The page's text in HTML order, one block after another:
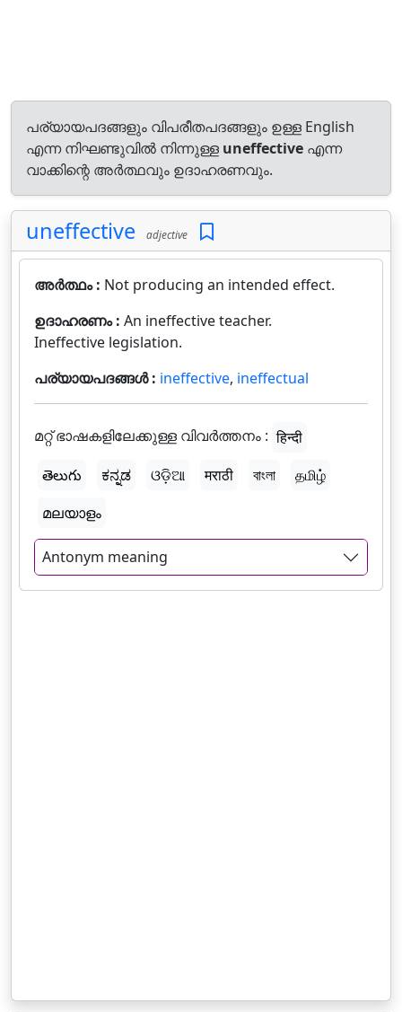
പര്യായപദങ്ങളും വിപരീതപദങ്ങളും ഉള്ള English
എന്ന നിഘണ്ടുവിൽ നിന്നുള്ള uneffective എന്ന
വാക്കിന്റെ അർത്ഥവും ഉദാഹരണവും.
uneffective adjective
അർത്ഥം : Not producing an intended effect.
ഉദാഹരണം : An ineffective teacher.
Ineffective legislation.
പര്യായപദങ്ങൾ : ineffective, ineffectual
മറ്റ് ഭാഷകളിലേക്കുള്ള വിവർത്തനം : हिन्दी
తెలుగు
ಕನ್ನಡ ଓଡ଼ିଆ मराठी বাংলা
தமிழ்
മലയാളം
Antonym meaning